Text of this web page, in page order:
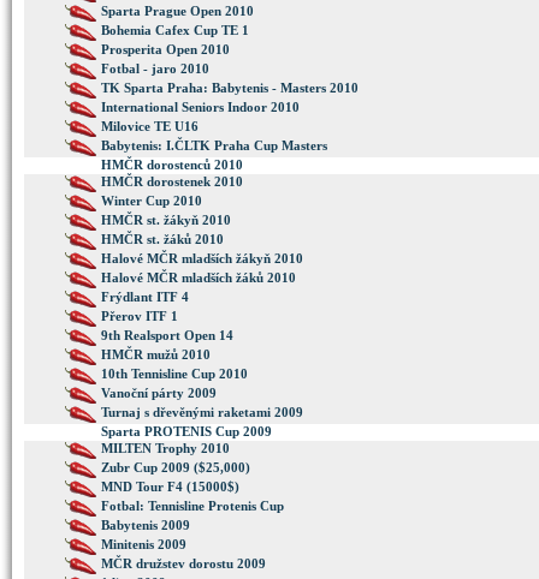
Sparta Prague Open 2010
Bohemia Cafex Cup TE 1
Prosperita Open 2010
Fotbal - jaro 2010
TK Sparta Praha: Babytenis - Masters 2010
International Seniors Indoor 2010
Milovice TE U16
Babytenis: I.ČLTK Praha Cup Masters
HMČR dorostenců 2010
HMČR dorostenek 2010
Winter Cup 2010
HMČR st. žákyň 2010
HMČR st. žáků 2010
Halové MČR mladších žákyň 2010
Halové MČR mladších žáků 2010
Frýdlant ITF 4
Přerov ITF 1
9th Realsport Open 14
HMČR mužů 2010
10th Tennisline Cup 2010
Vanoční párty 2009
Turnaj s dřevěnými raketami 2009
Sparta PROTENIS Cup 2009
MILTEN Trophy 2010
Zubr Cup 2009 ($25,000)
MND Tour F4 (15000$)
Fotbal: Tennisline Protenis Cup
Babytenis 2009
Minitenis 2009
MČR družstev dorostu 2009